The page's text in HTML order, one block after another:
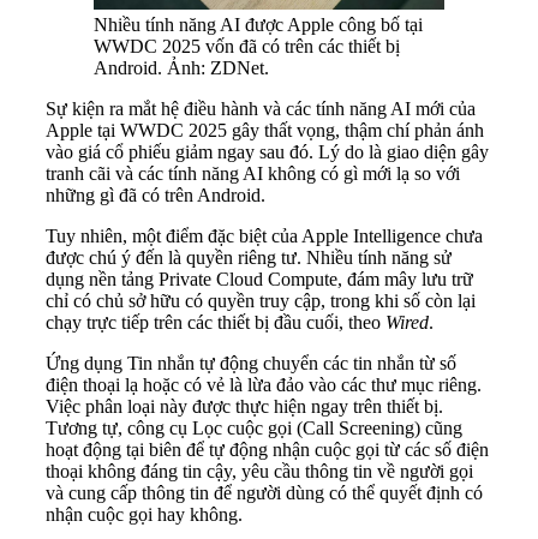
Nhiều tính năng AI được Apple công bố tại
WWDC 2025 vốn đã có trên các thiết bị
Android. Ảnh: ZDNet.
Sự kiện ra mắt hệ điều hành và các tính năng AI mới của
Apple tại WWDC 2025 gây thất vọng, thậm chí phản ánh
vào giá cổ phiếu giảm ngay sau đó. Lý do là giao diện gây
tranh cãi và các tính năng AI không có gì mới lạ so với
những gì đã có trên Android.
Tuy nhiên, một điểm đặc biệt của Apple Intelligence chưa
được chú ý đến là quyền riêng tư. Nhiều tính năng sử
dụng nền tảng Private Cloud Compute, đám mây lưu trữ
chỉ có chủ sở hữu có quyền truy cập, trong khi số còn lại
chạy trực tiếp trên các thiết bị đầu cuối, theo Wired.
Ứng dụng Tin nhắn tự động chuyển các tin nhắn từ số
điện thoại lạ hoặc có vẻ là lừa đảo vào các thư mục riêng.
Việc phân loại này được thực hiện ngay trên thiết bị.
Tương tự, công cụ Lọc cuộc gọi (Call Screening) cũng
hoạt động tại biên để tự động nhận cuộc gọi từ các số điện
thoại không đáng tin cậy, yêu cầu thông tin về người gọi
và cung cấp thông tin để người dùng có thể quyết định có
nhận cuộc gọi hay không.